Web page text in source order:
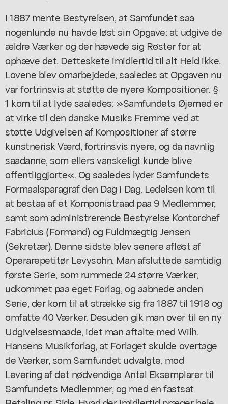
I 1887 mente Bestyrelsen, at Samfundet saa
nogenlunde nu havde løst sin Opgave: at udgive de
ældre Værker og der hævede sig Røster for at
ophæve det. Detteskete imidlertid til alt Held ikke.
Lovene blev omarbejdede, saaledes at Opgaven nu
var fortrinsvis at støtte de nyere Kompositioner. §
1 kom til at lyde saaledes: »Samfundets Øjemed er
at virke til den danske Musiks Fremme ved at
støtte Udgivelsen af Kompositioner af større
kunstnerisk Værd, fortrinsvis nyere, og da navnlig
saadanne, som ellers vanskeligt kunde blive
offentliggjorte«. Og saaledes lyder Samfundets
Formaalsparagraf den Dag i Dag. Ledelsen kom til
at bestaa af et Komponistraad paa 9 Medlemmer,
samt som administrerende Bestyrelse Kontorchef
Fabricius (Formand) og Fuldmægtig Jensen
(Sekretær). Denne sidste blev senere afløst af
Operarepetitør Levysohn. Man afsluttede samtidig
første Serie, som rummede 24 større Værker,
udkommet paa eget Forlag, og aabnede anden
Serie, der kom til at strække sig fra 1887 til 1918 og
omfatte 40 Værker. Desuden gik man over til en ny
Udgivelsesmaade, idet man aftalte med Wilh.
Hansens Musikforlag, at Forlaget skulde overtage
de Værker, som Samfundet udvalgte, mod
Levering af det nødvendige Antal Eksemplarer til
Samfundets Medlemmer, og med en fastsat